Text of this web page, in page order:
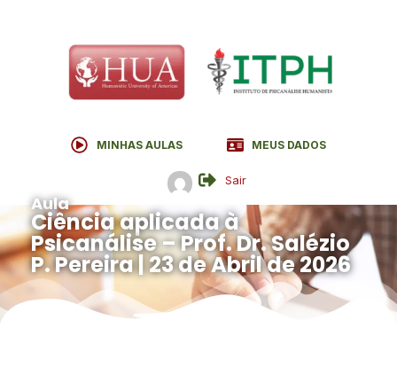
MINHAS AULAS MEUS DADOS
Sair
Aula
Ciência aplicada à
Psicanálise – Prof. Dr. Salézio
P. Pereira | 23 de Abril de 2026